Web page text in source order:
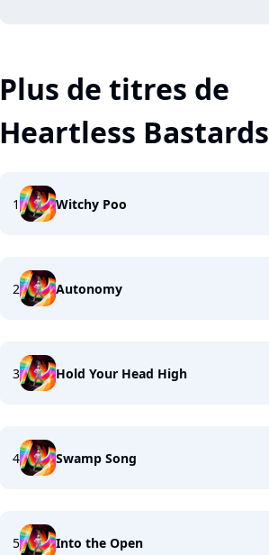
Plus de titres de
Heartless Bastards
1 Witchy Poo
2 Autonomy
3 Hold Your Head High
4 Swamp Song
5 Into the Open